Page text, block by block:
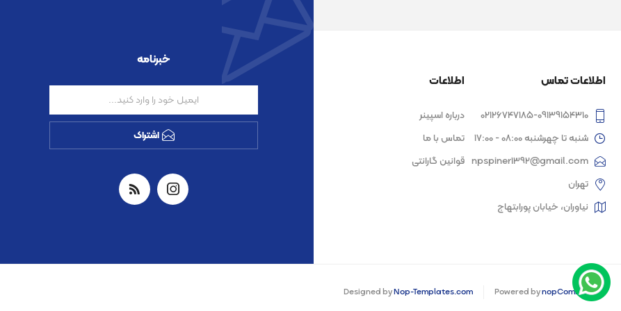
خبرنامه
اشتراک
اطلاعات تماس
02126747185-09139154310
شنبه تا چهرشنبه 08:00 - 17:00
npspiner1392@gmail.com
تهران
نیاوران، خیابان پورابتهاج
اطلاعات
درباره اسپینر
تماس با ما
قوانین گارانتی
Powered bynopCommerce
Designed byNop-Templates.com